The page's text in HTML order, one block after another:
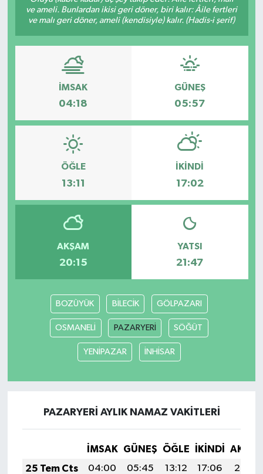
ve ameli. Bunlardan ikisi geri döner, biri kalır: Âile fertleri
ve malı geri döner, ameli (kendisiyle) kalır. (Hadis-i şerif)
İMSAK
04:18
GÜNEŞ
05:57
ÖĞLE
13:11
İKINDI
17:02
AKŞAM
20:15
YATSI
21:47
BOZÜYÜK BİLECİK GÖLPAZARI
OSMANELİ PAZARYERİ SÖĞÜT
YENİPAZAR İNHİSAR
PAZARYERİ AYLIK NAMAZ VAKITLERI
İMSAK GÜNEŞ ÖĞLE İKINDI
25 Tem Cts
04:00 05:45 13:12 17:06
20:29